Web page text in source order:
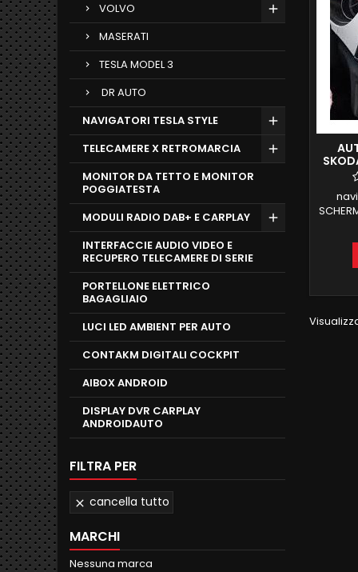
VOLVO
MASERATI
TESLA MODEL 3
DR AUTO
NAVIGATORI TESLA STYLE
TELECAMERE X RETROMARCIA
MONITOR DA TETTO E MONITOR
POGGIATESTA
MODULI RADIO DAB+ E CARPLAY
INTERFACCIE AUDIO VIDEO E
RECUPERO TELECAMERE DI SERIE
PORTELLONE ELETTRICO
BAGAGLIAIO
LUCI LED AMBIENT PER AUTO
CONTAKM DIGITALI COCKPIT
AIBOX ANDROID
DISPLAY DVR CARPLAY
ANDROIDAUTO
FILTRA PER
 cancella tutto
MARCHI
Nessuna marca